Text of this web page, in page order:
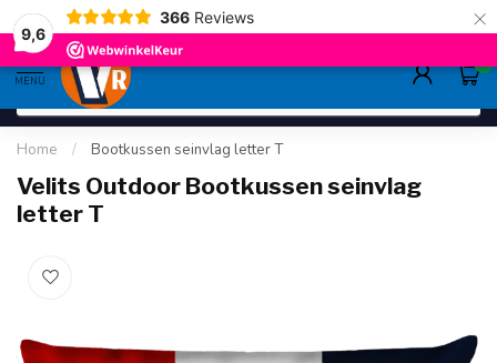
9,6
366 Reviews ×
gratis verzending>80,-
MENU
0
Home / Bootkussen seinvlag letter T
Velits Outdoor Bootkussen seinvlag
letter T